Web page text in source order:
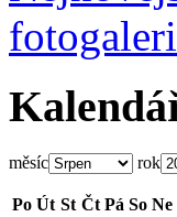
měsíc rok
Po Út St Čt Pá So Ne